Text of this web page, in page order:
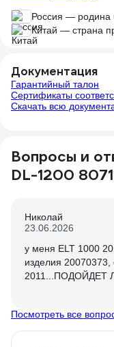
Россия — родина
Китай — страна
Документация
Гарантийный талон
Сертификаты
Скачать всю
Вопросы и
DL-1200
Николай
23.06.2026
у меня ELT 1000
изделия
2011...ПОДОЙДЕТ
Посмотреть все